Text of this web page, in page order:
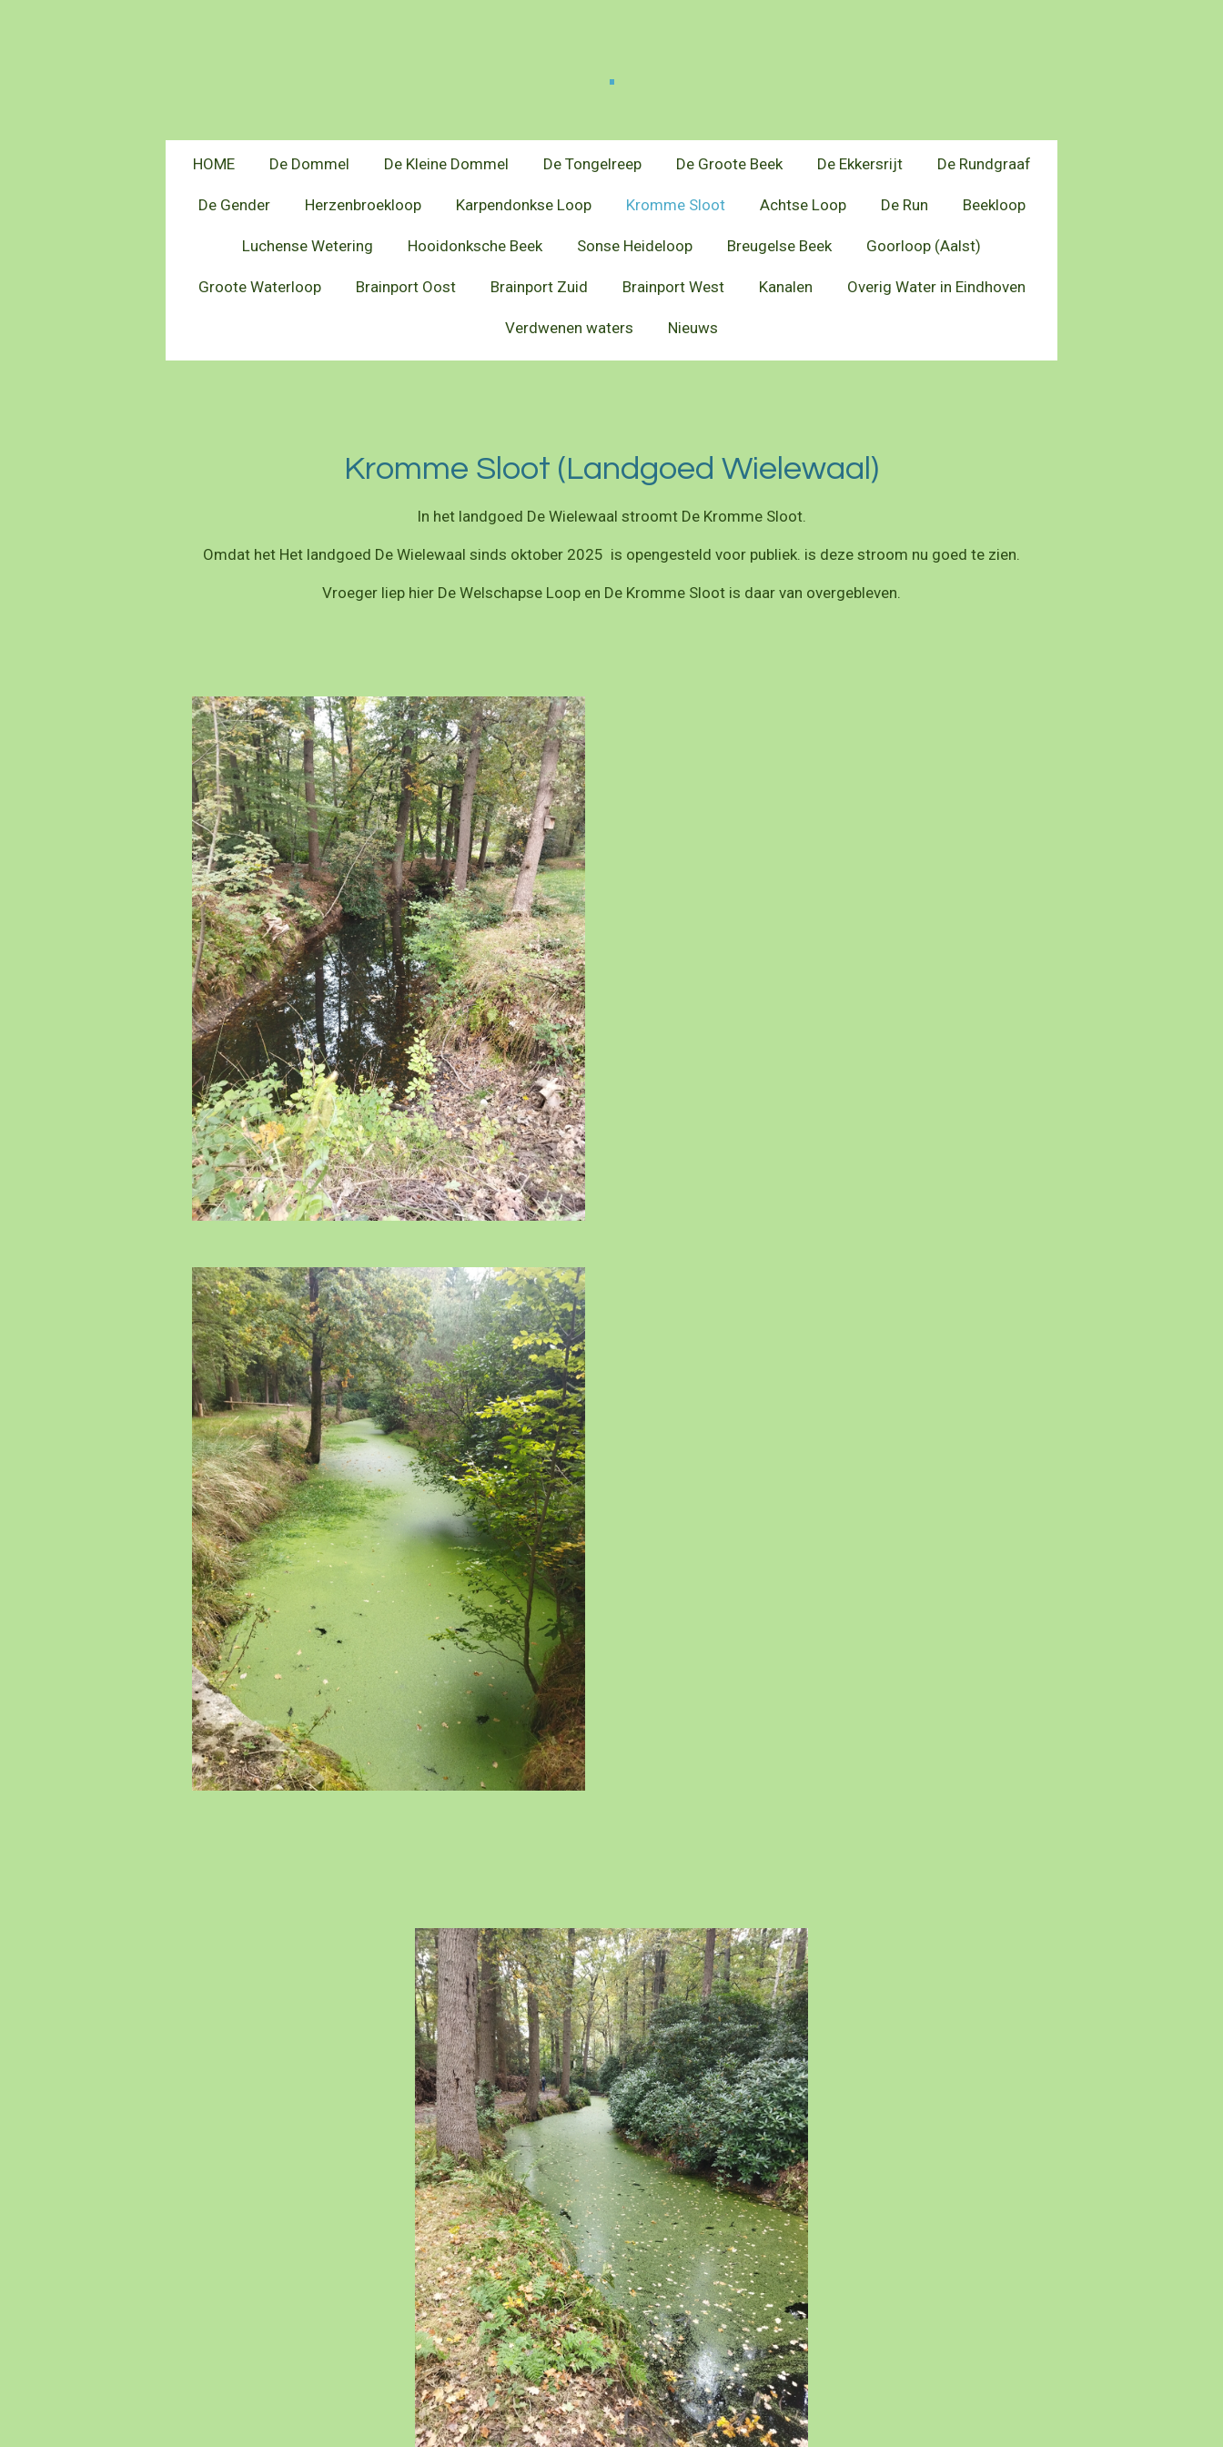
.
HOME De Dommel De Kleine Dommel De Tongelreep De Groote Beek De Ekkersrijt De Rundgraaf
De Gender Herzenbroekloop Karpendonkse Loop Kromme Sloot Achtse Loop De Run Beekloop
Luchense Wetering Hooidonksche Beek Sonse Heideloop Breugelse Beek Goorloop (Aalst)
Groote Waterloop Brainport Oost Brainport Zuid Brainport West Kanalen Overig Water in Eindhoven
Verdwenen waters Nieuws
Kromme Sloot (Landgoed Wielewaal)
In het landgoed De Wielewaal stroomt De Kromme Sloot.
Omdat het Het landgoed De Wielewaal sinds oktober 2025 is opengesteld voor publiek. is deze stroom nu goed te zien.
Vroeger liep hier De Welschapse Loop en De Kromme Sloot is daar van overgebleven.